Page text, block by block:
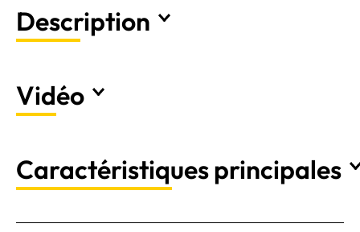
Description
Vidéo
Caractéristiques principales